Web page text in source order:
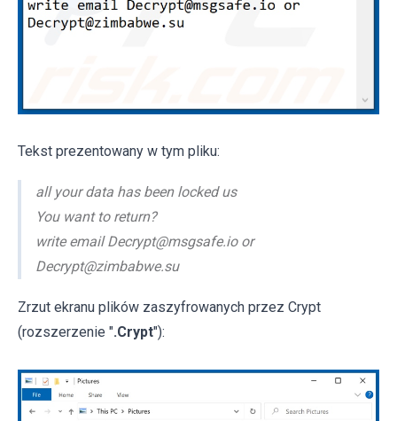
Tekst prezentowany w tym pliku:
all your data has been locked us
You want to return?
write email Decrypt@msgsafe.io or
Decrypt@zimbabwe.su
Zrzut ekranu plików zaszyfrowanych przez Crypt
(rozszerzenie ".Crypt"):